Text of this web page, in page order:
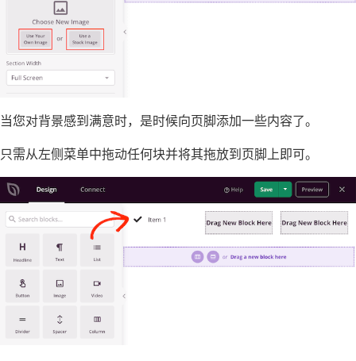
当您对背景感到满意时，是时候向页脚添加一些内容了。
只需从左侧菜单中拖动任何块并将其拖放到页脚上即可。